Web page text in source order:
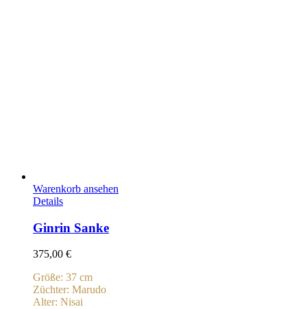
Warenkorb ansehen
Details
Ginrin Sanke
375,00 €
Größe: 37 cm
Züchter: Marudo
Alter: Nisai